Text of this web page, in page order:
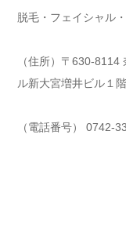
脱毛・フェイシャル
（住所）〒630-
ル新大宮増井ビル１階
（電話番号） 0742-